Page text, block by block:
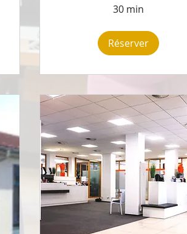
30 min
Réserver